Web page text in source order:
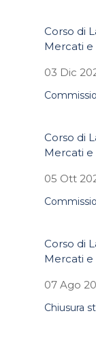
Corso di
Mercati e
03 Dic
Corso di
Mercati e
05 Ott
Corso di
Mercati e
07 Ago
Chiusura